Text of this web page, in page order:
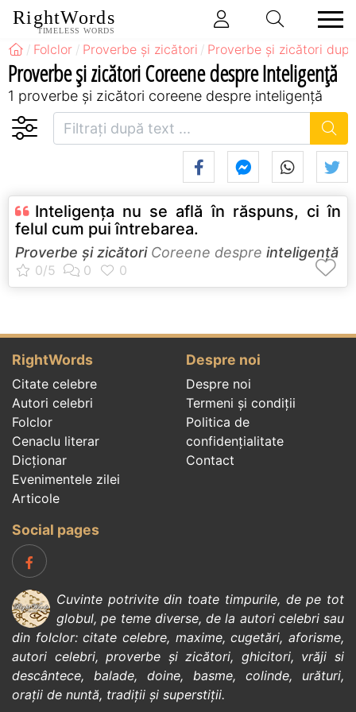
RightWords
TIMELESS WORDS
Folclor Proverbe și zicători Proverbe și zicători
Proverbe și zicători Coreene despre Inteligență
1 proverbe și zicători coreene despre inteligență
Inteligenţa nu se află în răspuns, ci în
felul cum pui întrebarea.
Proverbe și zicătoriCoreene despre inteligență
RightWords
Citate celebre
Autori celebri
Folclor
Cenaclu literar
Dicționar
Evenimentele zilei
Articole
Despre noi
Despre noi
Termeni și condiții
Politica de
confidenţialitate
Contact
Social pages
Cuvinte potrivite din toate timpurile, de pe tot
globul, pe teme diverse, de la autori celebrisau
din folclor:citate celebre, maxime,cugetări,aforisme,
autori celebri,proverbe și zicători, ghicitori, vrăji si
descântece, balade, doine, basme, colinde, urături,
orații de nuntă, tradiții și superstiții.